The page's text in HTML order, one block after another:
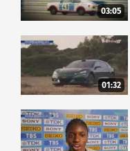
03:05
01:32